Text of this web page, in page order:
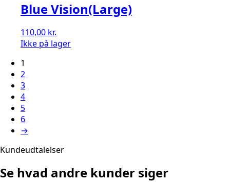
Blue Vision(Large)
110,00 kr.
Ikke på lager
1
2
3
4
5
6
→
Kundeudtalelser
Se hvad andre kunder siger